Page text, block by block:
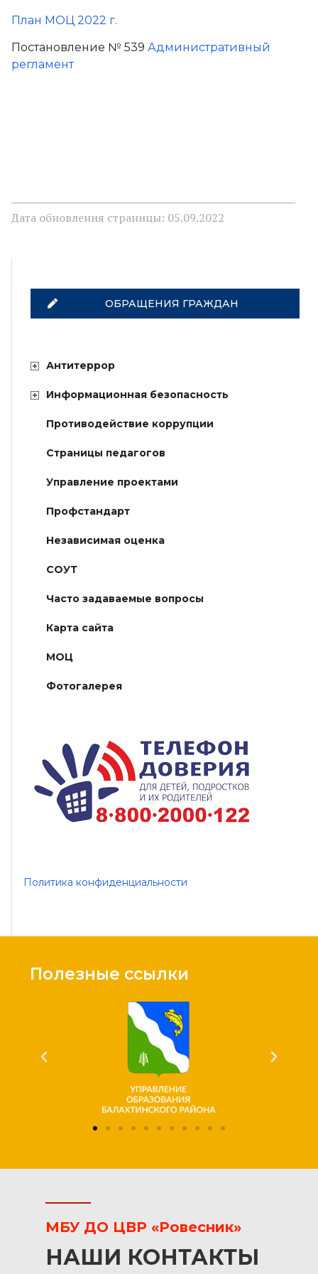
План МОЦ 2022 г.
Постановление № 539 Административный
регламент
Дата обновления страницы: 05.09.2022
ОБРАЩЕНИЯ ГРАЖДАН
Антитеррор
Информационная безопасность
Противодействие коррупции
Страницы педагогов
Управление проектами
Профстандарт
Независимая оценка
СОУТ
Часто задаваемые вопросы
Карта сайта
МОЦ
Фотогалерея
Политика конфиденциальности
Полезные ссылки
МБУ ДО ЦВР «Ровесник»
НАШИ КОНТАКТЫ